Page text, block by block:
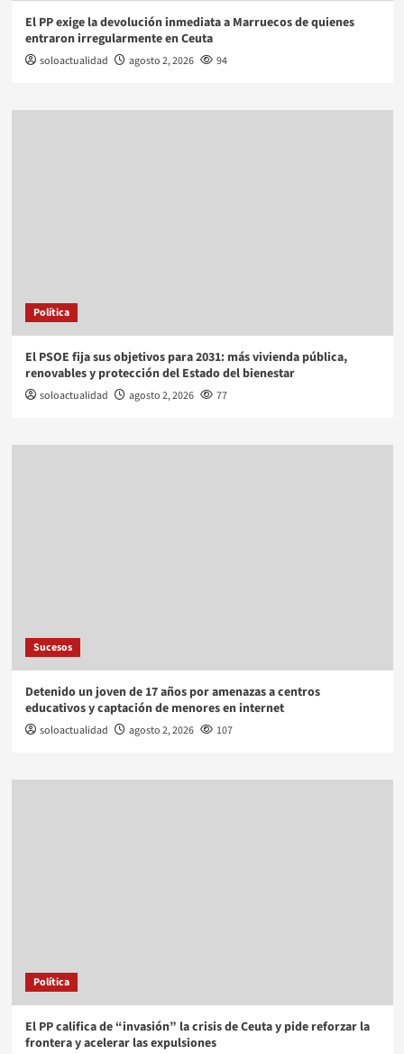
El PP exige la devolución inmediata a Marruecos de quienes
entraron irregularmente en Ceuta
soloactualidad agosto 2, 2026 94
Política
El PSOE fija sus objetivos para 2031: más vivienda pública,
renovables y protección del Estado del bienestar
soloactualidad agosto 2, 2026 77
Sucesos
Detenido un joven de 17 años por amenazas a centros
educativos y captación de menores en internet
soloactualidad agosto 2, 2026 107
Política
El PP califica de “invasión” la crisis de Ceuta y pide reforzar la
frontera y acelerar las expulsiones